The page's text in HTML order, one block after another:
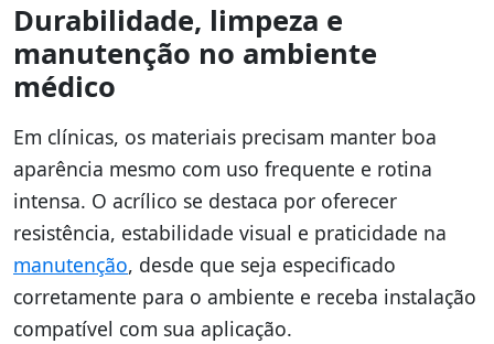
Durabilidade, limpeza e
manutenção no ambiente
médico
Em clínicas, os materiais precisam manter boa
aparência mesmo com uso frequente e rotina
intensa. O acrílico se destaca por oferecer
resistência, estabilidade visual e praticidade na
manutenção, desde que seja especificado
corretamente para o ambiente e receba instalação
compatível com sua aplicação.